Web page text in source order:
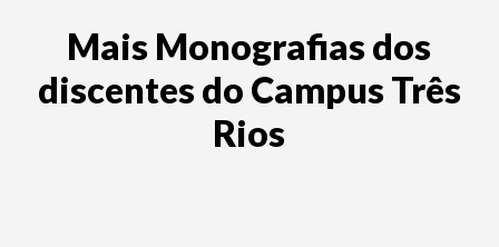
Mais Monografias dos
discentes do Campus Três
Rios